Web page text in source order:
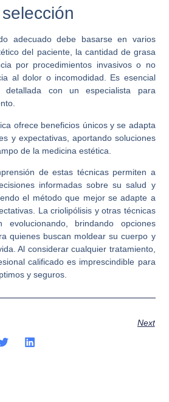
adecuado debe basarse en varios
del paciente, la cantidad de grasa
por procedimientos invasivos o no
al dolor o incomodidad. Es esencial
detallada con un especialista para
ofrece beneficios únicos y se adapta
y expectativas, aportando soluciones
de la medicina estética.
de estas técnicas permiten a
informadas sobre su salud y
el método que mejor se adapte a
La criolipólisis y otras técnicas
evolucionando, brindando opciones
quienes buscan moldear su cuerpo y
Al considerar cualquier tratamiento,
calificado es imprescindible para
y seguros.
Next